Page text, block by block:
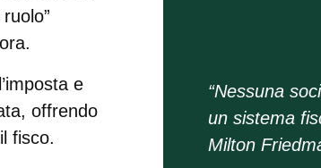
e
offrendo
fisco.
“Nessuna
un sistema
Milton